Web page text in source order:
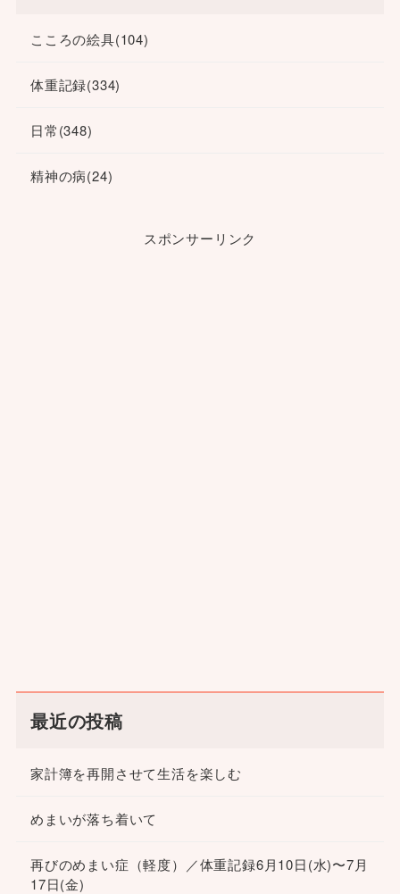
こころの絵具(104)
体重記録(334)
日常(348)
精神の病(24)
スポンサーリンク
最近の投稿
家計簿を再開させて生活を楽しむ
めまいが落ち着いて
再びのめまい症（軽度）／体重記録6月10日(水)〜7月
17日(金)